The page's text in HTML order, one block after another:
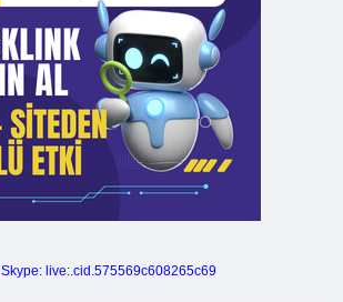
Skype: live:.cid.575569c608265c69